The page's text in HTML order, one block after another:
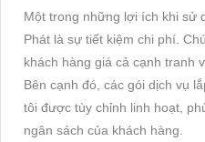
Một trong những lợi ích khi sử
Phát là sự tiết kiệm chi phí.
khách hàng giá cả cạnh tranh
Bên cạnh đó, các gói dịch vụ
tôi được tùy chỉnh linh hoạt,
ngân sách của khách hàng.